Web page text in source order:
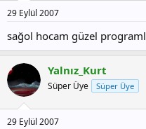
29 Eylül 2007
sağol hocam güzel
Yalnız_Kurt
Süper Üye Süper Üye
29 Eylül 2007